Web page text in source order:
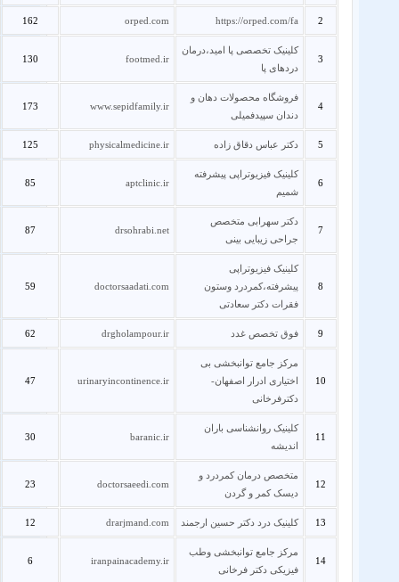
2
https://orped.com/fa
orped.com
162
3
کلینیک تخصصی پا امید،درمان
دردهای پا
footmed.ir
130
4
فروشگاه محصولات دهان و
دندان سپیدفمیلی
www.sepidfamily.ir
173
5 دکتر عباس دقاق زاده physicalmedicine.ir
125
6
کلینیک فیزیوتراپی پیشرفته
شمیم
aptclinic.ir
85
7
دکتر سهرابی متخصص
جراحی زیبایی بینی
drsohrabi.net
87
8
کلینیک فیزیوتراپی
پیشرفته،کمردرد وستون
فقرات دکتر سعادتی
doctorsaadati.com
59
9 فوق تخصص غدد drgholampour.ir
62
10
مرکز جامع توانبخشی بی
اختیاری ادرار اصفهان-
دکترفرخانی
urinaryincontinence.ir
47
11
کلینیک روانشناسی باران
اندیشه
baranic.ir
30
12
متخصص درمان کمردرد و
دیسک کمر و گردن
doctorsaeedi.com
23
13 کلینیک درد دکتر حسین ارجمند drarjmand.com
12
14
مرکز جامع توانبخشی وطب
فیزیکی دکتر فرخانی
iranpainacademy.ir
6